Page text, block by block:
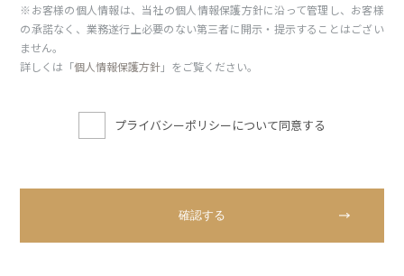
※お客様の個人情報は、当社の個人情報保護方針に沿って管理し、お客様
の承諾なく、業務遂行上必要のない第三者に開示・提示することはござい
ません。
詳しくは「個人情報保護方針」をご覧ください。
プライバシーポリシーについて同意する